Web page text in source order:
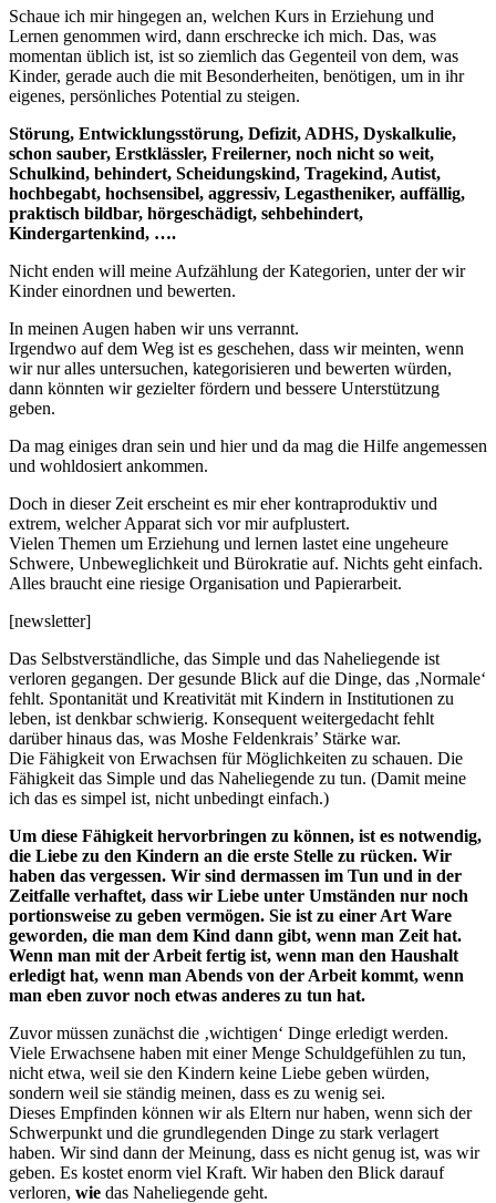
Schaue ich mir hingegen an, welchen Kurs in Erziehung und
Lernen genommen wird, dann erschrecke ich mich. Das, was
momentan üblich ist, ist so ziemlich das Gegenteil von dem, was
Kinder, gerade auch die mit Besonderheiten, benötigen, um in ihr
eigenes, persönliches Potential zu steigen.
Störung, Entwicklungsstörung, Defizit, ADHS, Dyskalkulie,
schon sauber, Erstklässler, Freilerner, noch nicht so weit,
Schulkind, behindert, Scheidungskind, Tragekind, Autist,
hochbegabt, hochsensibel, aggressiv, Legastheniker, auffällig,
praktisch bildbar, hörgeschädigt, sehbehindert,
Kindergartenkind, ….
Nicht enden will meine Aufzählung der Kategorien, unter der wir
Kinder einordnen und bewerten.
In meinen Augen haben wir uns verrannt.
Irgendwo auf dem Weg ist es geschehen, dass wir meinten, wenn
wir nur alles untersuchen, kategorisieren und bewerten würden,
dann könnten wir gezielter fördern und bessere Unterstützung
geben.
Da mag einiges dran sein und hier und da mag die Hilfe angemessen
und wohldosiert ankommen.
Doch in dieser Zeit erscheint es mir eher kontraproduktiv und
extrem, welcher Apparat sich vor mir aufplustert.
Vielen Themen um Erziehung und lernen lastet eine ungeheure
Schwere, Unbeweglichkeit und Bürokratie auf. Nichts geht einfach.
Alles braucht eine riesige Organisation und Papierarbeit.
[newsletter]
Das Selbstverständliche, das Simple und das Naheliegende ist
verloren gegangen. Der gesunde Blick auf die Dinge, das ‚Normale‘
fehlt. Spontanität und Kreativität mit Kindern in Institutionen zu
leben, ist denkbar schwierig. Konsequent weitergedacht fehlt
darüber hinaus das, was Moshe Feldenkrais’ Stärke war.
Die Fähigkeit von Erwachsen für Möglichkeiten zu schauen. Die
Fähigkeit das Simple und das Naheliegende zu tun. (Damit meine
ich das es simpel ist, nicht unbedingt einfach.)
Um diese Fähigkeit hervorbringen zu können, ist es notwendig,
die Liebe zu den Kindern an die erste Stelle zu rücken. Wir
haben das vergessen. Wir sind dermassen im Tun und in der
Zeitfalle verhaftet, dass wir Liebe unter Umständen nur noch
portionsweise zu geben vermögen. Sie ist zu einer Art Ware
geworden, die man dem Kind dann gibt, wenn man Zeit hat.
Wenn man mit der Arbeit fertig ist, wenn man den Haushalt
erledigt hat, wenn man Abends von der Arbeit kommt, wenn
man eben zuvor noch etwas anderes zu tun hat.
Zuvor müssen zunächst die ‚wichtigen‘ Dinge erledigt werden.
Viele Erwachsene haben mit einer Menge Schuldgefühlen zu tun,
nicht etwa, weil sie den Kindern keine Liebe geben würden,
sondern weil sie ständig meinen, dass es zu wenig sei.
Dieses Empfinden können wir als Eltern nur haben, wenn sich der
Schwerpunkt und die grundlegenden Dinge zu stark verlagert
haben. Wir sind dann der Meinung, dass es nicht genug ist, was wir
geben. Es kostet enorm viel Kraft. Wir haben den Blick darauf
verloren, wie das Naheliegende geht.